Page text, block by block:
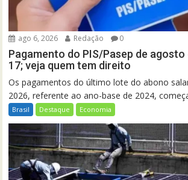
ago 6, 2026 Redação 0
Pagamento do PIS/Pasep de
17; veja quem tem direito
Os pagamentos do último lote do abono
2026, referente ao ano-base de 2024,
Brasil Destaque Economia